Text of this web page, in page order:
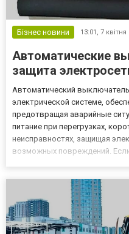
Бізнес новини 13:01, 7 квітня
Автоматические
защита
Автоматический
электрической системе,
предотвращая аварийные
питание при перегрузках,
неисправностях, защищая
возможных повреждений.
надежных решений. Выгодно